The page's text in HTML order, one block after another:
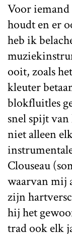
Voor iemand
houdt en er
heb ik
ooit, zoals
kleuter
blokfluitles
snel spijt
niet alleen
Clouseau
waarvan mij
zijn
hij het
trad ook elk